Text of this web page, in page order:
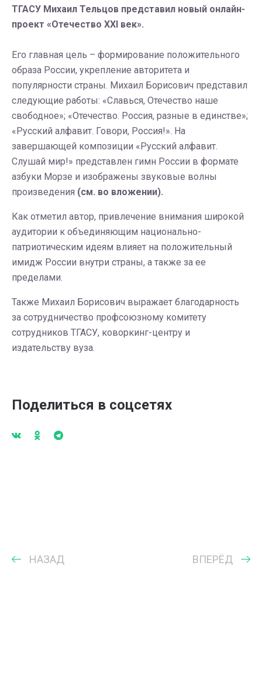
ТГАСУ Михаил Тельцов представил новый онлайн-
проект «Отечество XXI век».
Его главная цель – формирование положительного
образа России, укрепление авторитета и
популярности страны. Михаил Борисович представил
следующие работы: «Славься, Отечество наше
свободное»; «Отечество. Россия, разные в единстве»;
«Русский алфавит. Говори, Россия!». На
завершающей композиции «Русский алфавит.
Слушай мир!» представлен гимн России в формате
азбуки Морзе и изображены звуковые волны
произведения (см. во вложении).
Как отметил автор, привлечение внимания широкой
аудитории к объединяющим национально-
патриотическим идеям влияет на положительный
имидж России внутри страны, а также за ее
пределами.
Также Михаил Борисович выражает благодарность
за сотрудничество профсоюзному комитету
сотрудников ТГАСУ, коворкинг-центру и
издательству вуза.
Поделиться в соцсетях
НАЗАД ВПЕРЁД